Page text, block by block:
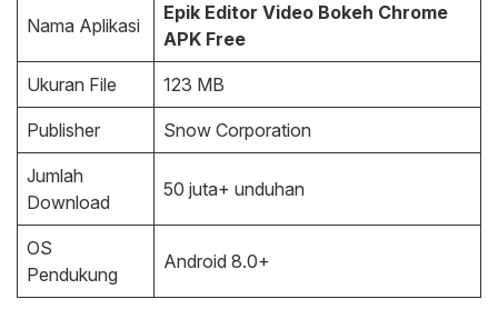
Nama Aplikasi
Epik Editor Video Bokeh Chrome
APK Free
Ukuran File 123 MB
Publisher Snow Corporation
Jumlah
Download
50 juta+ unduhan
OS
Pendukung
Android 8.0+